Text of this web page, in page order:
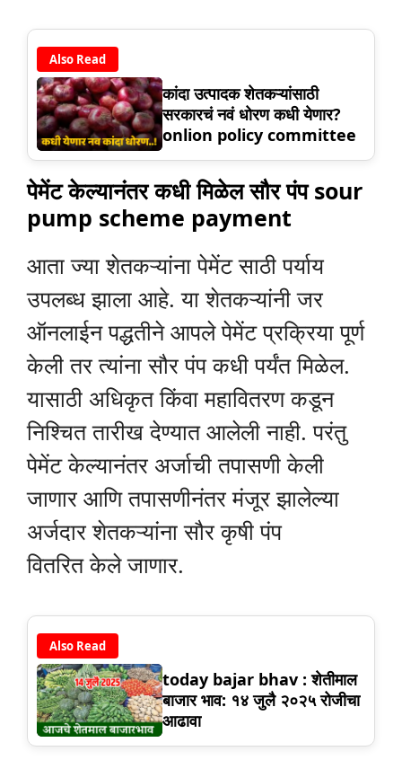
Also Read
कांदा उत्पादक शेतकऱ्यांसाठी
सरकारचं नवं धोरण कधी येणार?
onlion policy committee
पेमेंट केल्यानंतर कधी मिळेल सौर पंपsour
pump scheme payment
आता ज्या शेतकऱ्यांना पेमेंट साठी पर्याय
उपलब्ध झाला आहे. या शेतकऱ्यांनी जर
ऑनलाईन पद्धतीने आपले पेमेंट प्रक्रिया पूर्ण
केली तर त्यांना सौर पंप कधी पर्यंत मिळेल.
यासाठी अधिकृत किंवा महावितरण कडून
निश्चित तारीख देण्यात आलेली नाही. परंतु
पेमेंट केल्यानंतर अर्जाची तपासणी केली
जाणार आणि तपासणीनंतर मंजूर झालेल्या
अर्जदार शेतकऱ्यांना सौर कृषी पंप
वितरित केले जाणार.
Also Read
today bajar bhav : शेतीमाल
बाजार भाव: १४ जुलै २०२५ रोजीचा
आढावा